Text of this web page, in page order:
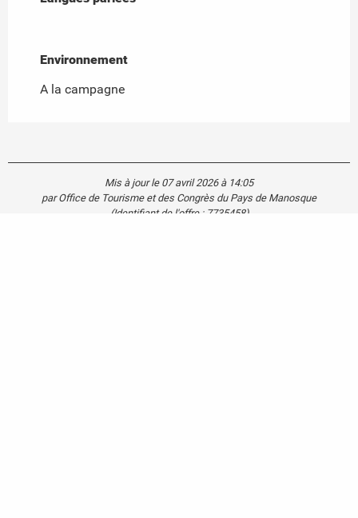
Environnement
Environnement
A la campagne
Mis à jour le 07 avril 2026 à 14:05
par Office de Tourisme et des Congrès du Pays de Manosque
(Identifiant de l'offre : 7735458)